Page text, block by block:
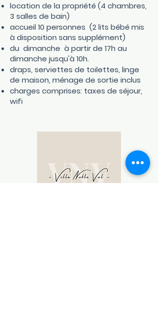
location de la propriété (4 chambres,
3 salles de bain)
accueil 10 personnes (2 lits bébé mis
à disposition sans supplément)
du dimanche à partir de 17h au
dimanche jusqu'à 10h.
draps, serviettes de toilettes, linge
de maison, ménage de sortie inclus
charges comprises: taxes de séjour,
wifi